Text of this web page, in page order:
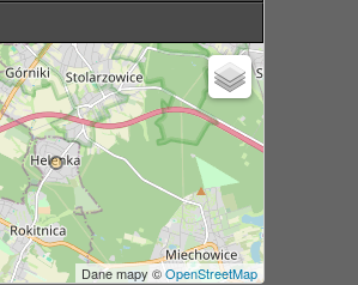
Dane mapy ©OpenStreetMap